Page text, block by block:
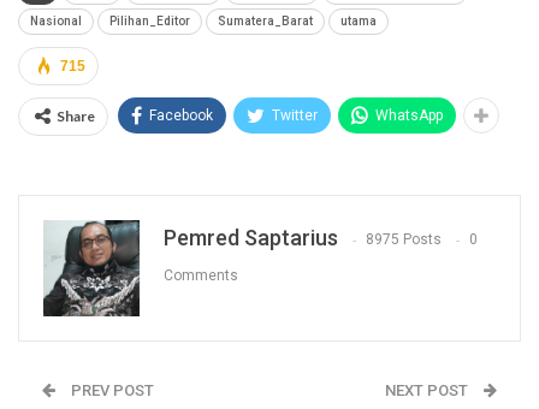
Nasional Pilihan_Editor Sumatera_Barat utama
715
Share Facebook Twitter WhatsApp
Pemred Saptarius 8975 Posts 0
Comments
PREV POST NEXT POST